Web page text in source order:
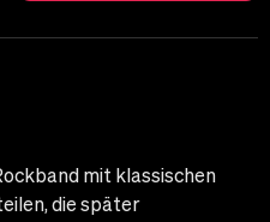
mit klassischen
die später